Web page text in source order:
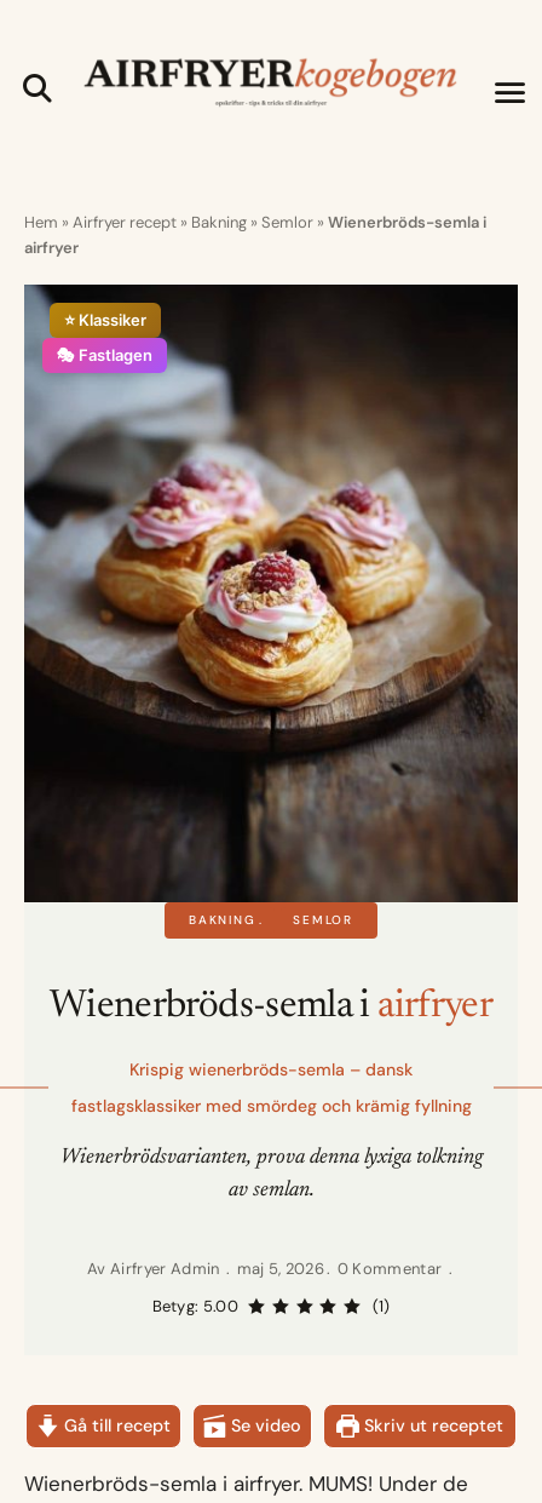
Hem » Airfryer recept » Bakning » Semlor » Wienerbröds-semla i
airfryer
⭐ Klassiker
🎭 Fastlagen
BAKNING SEMLOR
Wienerbröds-semla i airfryer
Krispig wienerbröds-semla – dansk
fastlagsklassiker med smördeg och krämig fyllning
Wienerbrödsvarianten, prova denna lyxiga tolkning
av semlan.
AvAirfryer Admin maj 5, 2026
0 Kommentar
Betyg: 5.00
(1)
Gå till recept Se video Skriv ut receptet
Wienerbröds-semla i airfryer. MUMS! Under de